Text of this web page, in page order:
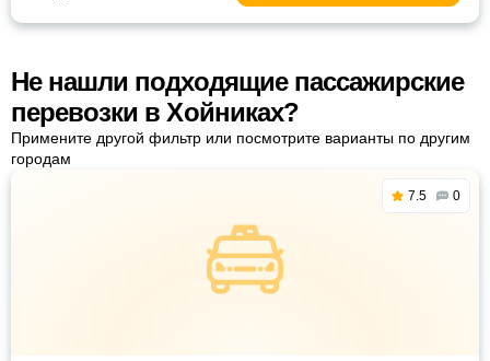
Не нашли подходящие пассажирские
перевозки в Хойниках?
Примените другой фильтр или посмотрите варианты по другим
городам
7.5 0